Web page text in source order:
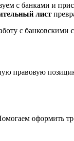
с банками и
лист
с
правовую
оформить